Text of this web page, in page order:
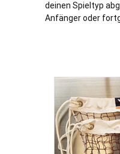
deinen Spieltyp
Anfänger oder